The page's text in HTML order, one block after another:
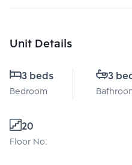
Unit Details
3 beds
Bedroom
3
20
Floor No.